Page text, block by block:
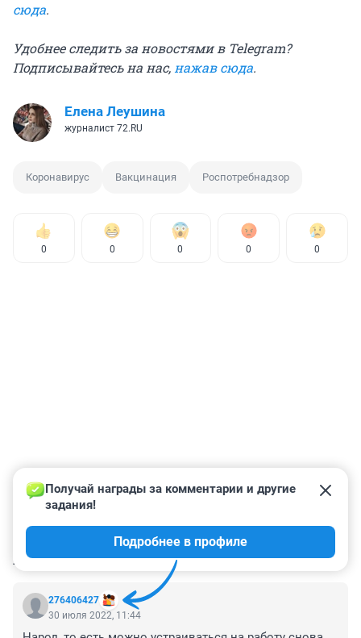
сюда.
Удобнее следить за новостями в Telegram?
Подписывайтесь на нас,нажав сюда.
Елена Леушина
журналист 72.RU
Коронавирус Вакцинация Роспотребнадзор
0 0 0 0 0
КОММЕНТАРИИ 49
276406427
Получай награды за комментарии и другие
задания!
Подробнее в профиле
30 июля 2022, 11:44